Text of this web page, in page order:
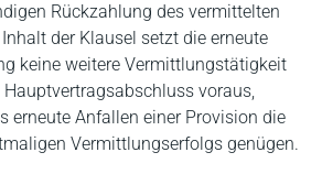
Rückzahlung des vermittelten
der Klausel setzt die erneute
keine weitere Vermittlungstätigkeit
voraus,
erneute Anfallen einer Provision die
Vermittlungserfolgs genügen.